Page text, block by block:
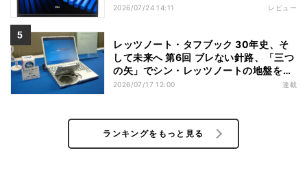
2026/07/24 14:11 レビュー
レッツノート・タフブック 30年史、そ
して未来へ 第6回 ブレない針路、「三つ
の矢」でシン・レッツノートの地盤を築
く
2026/07/17 12:00 連載
ランキングをもっと見る